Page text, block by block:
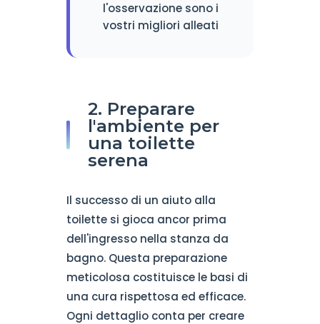
l'osservazione sono i
vostri migliori alleati
2. Preparare
l'ambiente per
una toilette
serena
Il successo di un aiuto alla
toilette si gioca ancor prima
dell'ingresso nella stanza da
bagno. Questa preparazione
meticolosa costituisce le basi di
una cura rispettosa ed efficace.
Ogni dettaglio conta per creare